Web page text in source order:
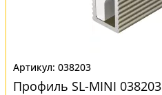
038203
Профиль SL-MINI 038203